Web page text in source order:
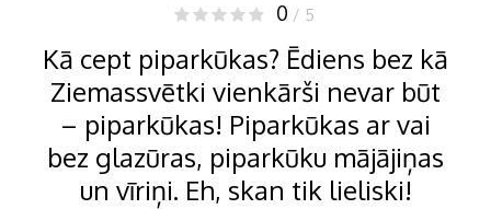
0 / 5
Kā cept piparkūkas? Ēdiens bez kā
Ziemassvētki vienkārši nevar būt
– piparkūkas! Piparkūkas ar vai
bez glazūras, piparkūku mājājiņas
un vīriņi. Eh, skan tik lieliski!